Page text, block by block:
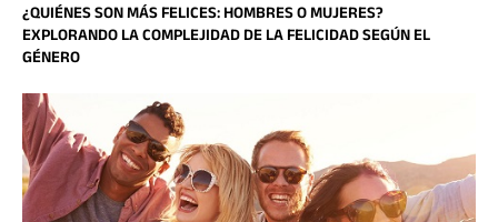
¿QUIÉNES SON MÁS FELICES: HOMBRES O MUJERES?
EXPLORANDO LA COMPLEJIDAD DE LA FELICIDAD SEGÚN EL
GÉNERO